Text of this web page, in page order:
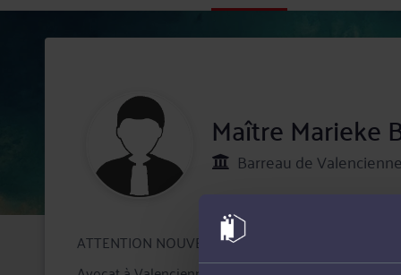
Maître Marieke
Barreau de
ATTENTION NOUVELLE ADRESSE : 22 AVENUE